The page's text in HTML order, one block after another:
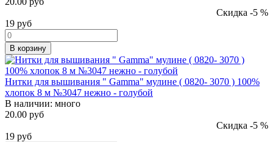
Скидка -5 %
19 руб
В корзину
Нитки для вышивания " Gamma" мулине ( 0820- 3070 ) 100%
хлопок 8 м №3047 нежно - голубой
В наличии: много
20.00 руб
Скидка -5 %
19 руб